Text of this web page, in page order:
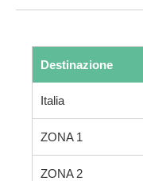
Destinazione
Italia
ZONA 1
ZONA 2